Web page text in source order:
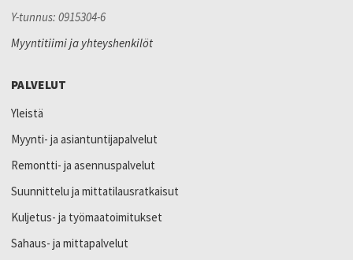
Y-tunnus: 0915304-6
Myyntitiimi ja yhteyshenkilöt
PALVELUT
Yleistä
Myynti- ja asiantuntijapalvelut
Remontti- ja asennuspalvelut
Suunnittelu ja mittatilausratkaisut
Kuljetus- ja työmaatoimitukset
Sahaus- ja mittapalvelut